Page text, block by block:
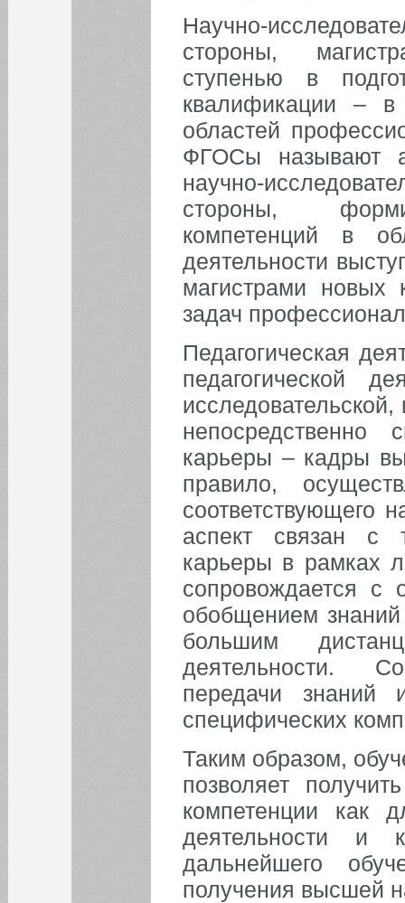
Научно-
стороны,
ступенью в
квалификации – в
областей
ФГОСы называют
научно-
стороны,
компетенций в
деятельности
магистрами новых
задач
Педагогическая
педагогической
непосредственно
карьеры – кадры
правило,
соответствующего
аспект связан с
карьеры в рамках
сопровождается с
обобщением
большим
деятельности.
передачи знаний
специфических
Таким образом,
позволяет
компетенции как
деятельности и
дальнейшего
получения высшей